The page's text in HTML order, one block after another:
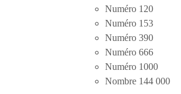
Numéro 120
Numéro 153
Numéro 390
Numéro 666
Numéro 1000
Nombre 144 000